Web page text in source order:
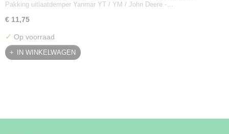
128300-13230
Pakking uitlaatdemper Yanmar YT / YM / John Deere -…
€ 11,75
✓ Op voorraad
IN WINKELWAGEN